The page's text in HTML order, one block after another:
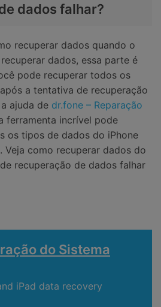
dados falhar?
recuperar dados quando o
dados, essa parte é
pode recuperar todos os
a tentativa de recuperação
ajuda de dr.fone – Reparação
ferramenta incrível pode
os tipos de dados do iPhone
Veja como recuperar dados do
recuperação de dados falhar
do Sistema
iPad data recovery